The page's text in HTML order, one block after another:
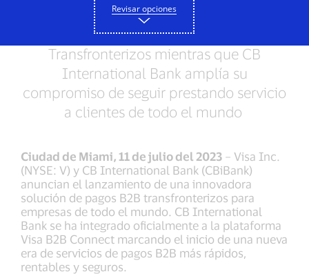
Con Visa B2B Connect, Visa busca
transformar los Pagos B2B
Transfronterizos mientras que CB
International Bank amplía su
compromiso de seguir prestando servicio
a clientes de todo el mundo
Ciudad de Miami, 11 de julio del 2023 – Visa Inc.
(NYSE: V) y CB International Bank (CBiBank)
anuncian el lanzamiento de una innovadora
solución de pagos B2B transfronterizos para
empresas de todo el mundo. CB International
Bank se ha integrado oficialmente a la plataforma
Visa B2B Connect marcando el inicio de una nueva
era de servicios de pagos B2B más rápidos,
rentables y seguros.
Revisar opciones